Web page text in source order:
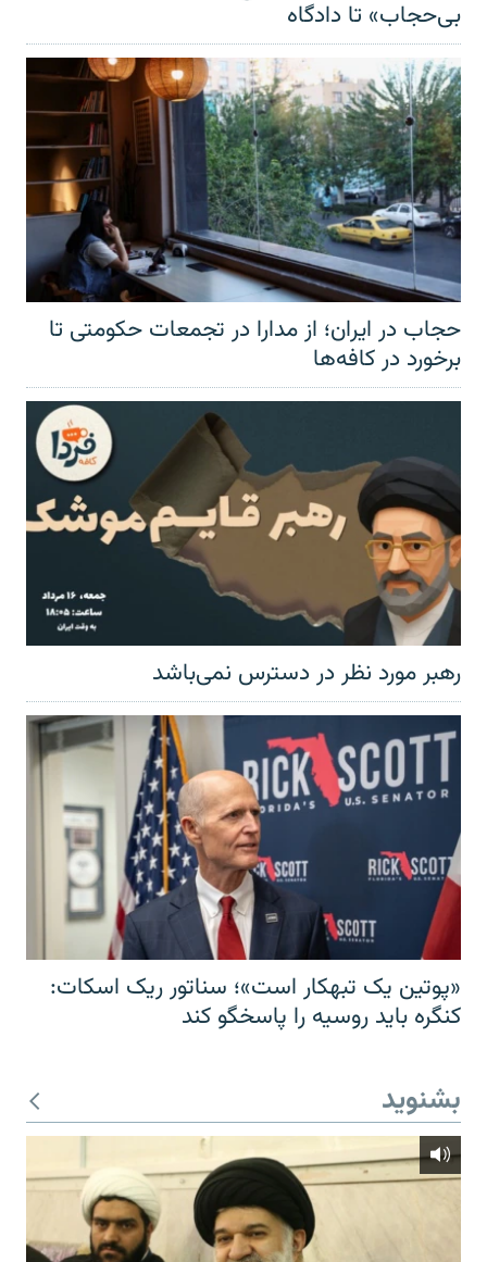
بی‌حجاب» تا دادگاه
حجاب در ایران؛ از مدارا در تجمعات حکومتی تا
برخورد در کافه‌ها
رهبر مورد نظر در دسترس نمی‌باشد
«پوتین یک تبهکار است»؛ سناتور ریک اسکات:
کنگره باید روسیه را پاسخگو کند
بشنوید